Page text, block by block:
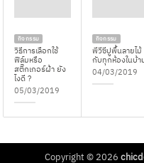
กิจกรรม
วิธีการเลือกใช้
ฟิล์มหรือ
สติ๊กเกอร์ฝ้า ยัง
ไงดี ?
05/03/2019
กิจกรรม
พีวีซีปูพื้นลายไม้
กับทุกห้องในบ้า
04/03/2019
Copyright © 2026